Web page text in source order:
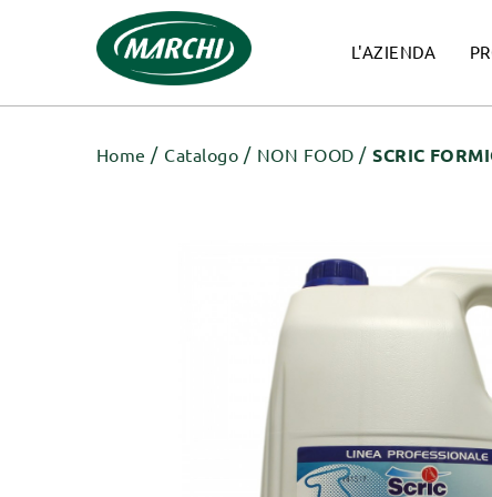
L'AZIENDA
Home Catalogo NON FOOD SCRIC